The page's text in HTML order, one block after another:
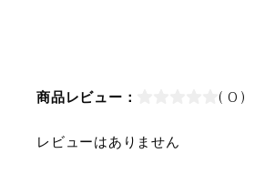
商品レビュー： ( 0 )
レビューはありません